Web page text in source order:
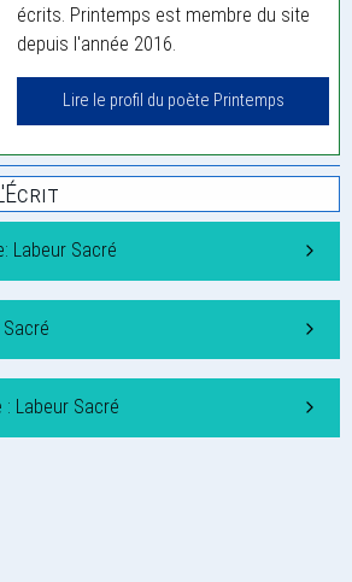
écrits. Printemps est membre du site
depuis l'année 2016.
Lire le profil du poète Printemps
Labeur Sacré
Labeur Sacré